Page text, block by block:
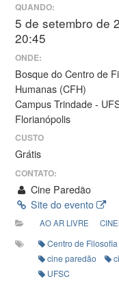
QUANDO:
5 de setembro de
20:45
ONDE:
Bosque do Centro de
Humanas (CFH)
Campus Trindade -
Florianópolis
CUSTO
Grátis
CONTATO:
Cine Paredão
Site do evento
AO AR LIVRE
Centro de
cine paredão
UFSC